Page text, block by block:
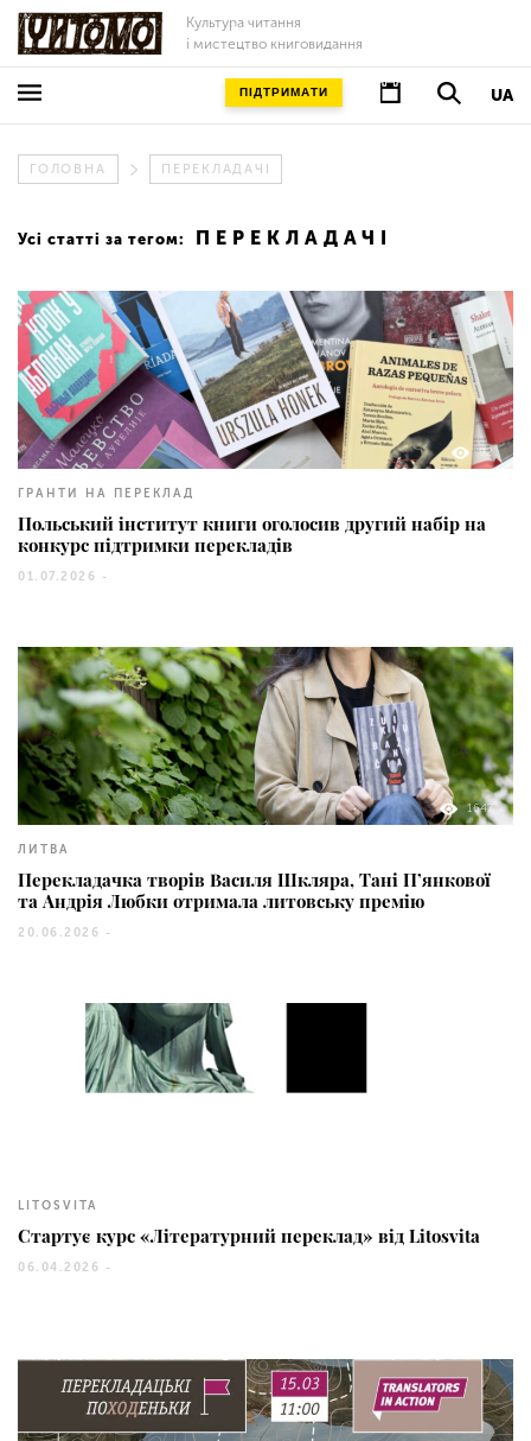
Культура читання
і мистецтво книговидання
UA
ПІДТРИМАТИ
ГОЛОВНА ПЕРЕКЛАДАЧІ
Усі статті за тегом: ПЕРЕКЛАДАЧІ
92
ГРАНТИ НА ПЕРЕКЛАД
Польський інститут книги оголосив другий набір на
конкурс підтримки перекладів
01.07.2026 -
1647
ЛИТВА
Перекладачка творів Василя Шкляра, Тані П’янкової
та Андрія Любки отримала литовську премію
20.06.2026 -
LITOSVITA
Стартує курс «Літературний переклад» від Litosvita
06.04.2026 -